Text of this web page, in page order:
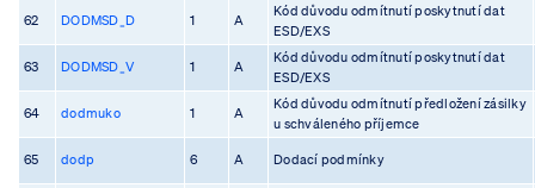
62 DODMSD_D 1 A
Kód důvodu odmítnutí poskytnutí dat
ESD/EXS
63 DODMSD_V 1 A
Kód důvodu odmítnutí poskytnutí dat
ESD/EXS
64 dodmuko 1 A
Kód důvodu odmítnutí předložení zásilky
u schváleného příjemce
65 dodp 6 A Dodací podmínky